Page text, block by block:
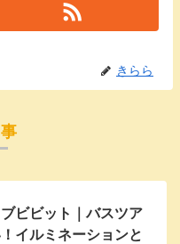
きらら
ビビット｜バスツア
イルミネーションと